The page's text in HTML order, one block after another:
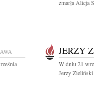
zmarła Alicja
JERZY
W dniu 21
Jerzy